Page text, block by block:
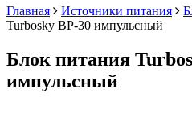
Главная
Источники питания
Turbosky BP-30 импульсный
Блок питания
импульсный